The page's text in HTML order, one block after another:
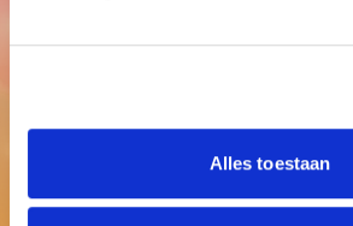
Alles toestaan